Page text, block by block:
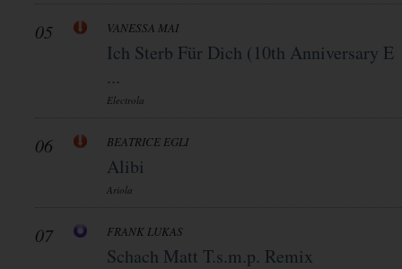
05 VANESSA MAI
Ich Sterb Für Dich (10th Anniversary E
...
Electrola
06 BEATRICE EGLI
Alibi
Ariola
07 FRANK LUKAS
Schach Matt T.s.m.p. Remix